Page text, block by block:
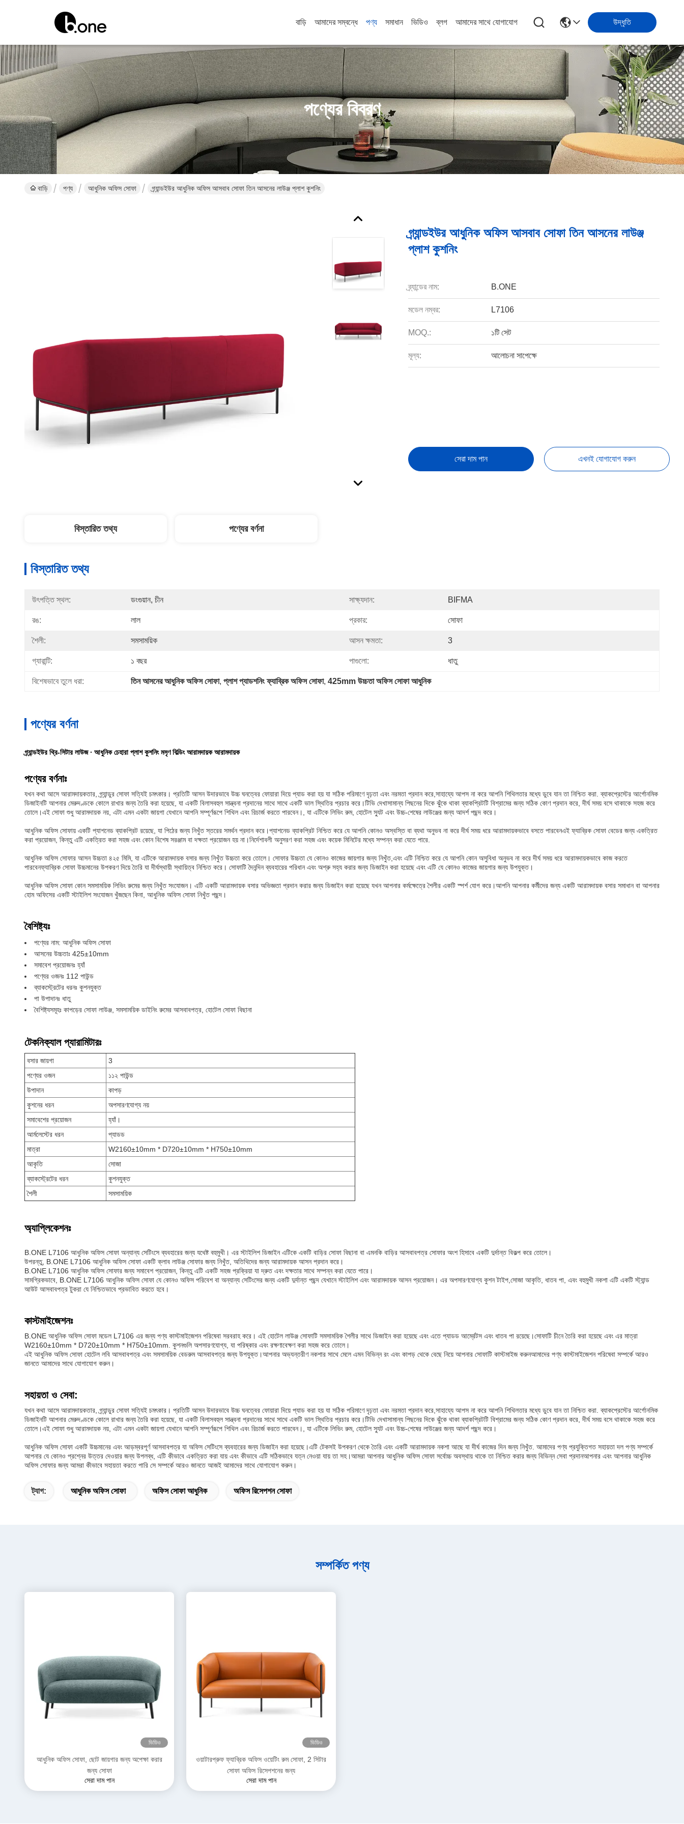
বাড়ি আমাদের সম্বন্ধে পণ্য সমাধান ভিডিও ব্লগ আমাদের সাথে যোগাযোগ উদ্ধৃতি
পণ্যের বিবরণ
বাড়ি পণ্য আধুনিক অফিস সোফা গ্র্যান্ডইউর আধুনিক অফিস আসবাব সোফা তিন আসনের লাউঞ্জ প্লাশ কুশনিং
গ্র্যান্ডইউর আধুনিক অফিস আসবাব সোফা তিন আসনের লাউঞ্জ
প্লাশ কুশনিং
ব্র্যান্ডের নাম: B.ONE
মডেল নম্বর: L7106
MOQ.: ১টি সেট
মূল্য: আলোচনা সাপেক্ষে
সেরা দাম পান এখনই যোগাযোগ করুন
বিস্তারিত তথ্য পণ্যের বর্ণনা
বিস্তারিত তথ্য
উৎপত্তি স্থল: ডংগুয়ান, চীন সাক্ষ্যদান: BIFMA
রঙ: লাল প্রকার: সোফা
শৈলী: সমসাময়িক আসন ক্ষমতা: 3
গ্যারান্টি: ১ বছর পাগুলো: ধাতু
বিশেষভাবে তুলে ধরা: তিন আসনের আধুনিক অফিস সোফা, প্লাশ প্যাডশনিং ফ্যাব্রিক অফিস সোফা, 425mm উচ্চতা অফিস সোফা আধুনিক
পণ্যের বর্ণনা
গ্র্যান্ডইউর থ্রি-সিটার লাউজ ∙ আধুনিক চেহারা প্লাশ কুশনিং মসৃণ বিল্ডিং আরামদায়ক আরামদায়ক
পণ্যের বর্ণনাঃ
যখন কথা আসে আরামদায়কতার, গ্র্যান্ডুর সোফা সত্যিই চমৎকার। প্রতিটি আসন উদারভাবে উচ্চ ঘনত্বের ফোয়ারা দিয়ে প্যাড করা হয় যা সঠিক পরিমাণে দৃঢ়তা এবং নরমতা প্রদান করে,সাহায্যে আপস না করে আপনি শিথিলতার মধ্যে ডুবে যান তা নিশ্চিত করা. ব্যাকপ্রেস্টের আর্গোনমিক
ডিজাইনটি আপনার মেরুদণ্ডকে কোলে রাখার জন্য তৈরি করা হয়েছে, যা একটি বিলাসবহুল সান্ত্বনা প্রদানের সাথে সাথে একটি ভাল স্থিতির প্রচার করে।টিভি দেখাসামান্য পিছনের দিকে ঝুঁকে থাকা ব্যাকপ্রিটটি বিশ্রামের জন্য সঠিক কোণ প্রদান করে, দীর্ঘ সময় বসে থাকাকে সহজ করে
তোলে।এই সোফা শুধু আরামদায়ক নয়, এটা এমন একটা জায়গা যেখানে আপনি সম্পূর্ণরূপে শিথিল এবং রিচার্জ করতে পারবেন।, যা এটিকে লিভিং রুম, হোটেল স্যুট এবং উচ্চ-শেষের লাউঞ্জের জন্য আদর্শ পছন্দ করে।
আধুনিক অফিস সোফায় একটি প্যাশনেড ব্যাকপ্রিট রয়েছে, যা পিঠের জন্য নিখুঁত স্তরের সমর্থন প্রদান করে।প্যাশনেড ব্যাকপ্রিট নিশ্চিত করে যে আপনি কোনও অস্বস্তি বা ব্যথা অনুভব না করে দীর্ঘ সময় ধরে আরামদায়কভাবে বসতে পারবেনএই ফ্যাব্রিক সোফা বেডের জন্য একত্রিত
করা প্রয়োজন, কিন্তু এটি একত্রিত করা সহজ এবং কোন বিশেষ সরঞ্জাম বা দক্ষতা প্রয়োজন হয় না।নির্দেশাবলী অনুসরণ করা সহজ এবং কয়েক মিনিটের মধ্যে সম্পন্ন করা যেতে পারে.
আধুনিক অফিস সোফার আসন উচ্চতা ৪২৫ মিমি, যা এটিকে আরামদায়ক বসার জন্য নিখুঁত উচ্চতা করে তোলে। সোফার উচ্চতা যে কোনও কাজের জায়গার জন্য নিখুঁত,এবং এটি নিশ্চিত করে যে আপনি কোন অসুবিধা অনুভব না করে দীর্ঘ সময় ধরে আরামদায়কভাবে কাজ করতে
পারবেনফ্যাব্রিক সোফা উচ্চমানের উপকরণ দিয়ে তৈরি যা দীর্ঘস্থায়ী স্থায়িত্ব নিশ্চিত করে। সোফাটি দৈনন্দিন ব্যবহারের পরিধান এবং অশ্রু সহ্য করার জন্য ডিজাইন করা হয়েছে এবং এটি যে কোনও কাজের জায়গার জন্য উপযুক্ত।
আধুনিক অফিস সোফা কোন সমসাময়িক লিভিং রুমের জন্য নিখুঁত সংযোজন। এটি একটি আরামদায়ক বসার অভিজ্ঞতা প্রদান করার জন্য ডিজাইন করা হয়েছে যখন আপনার কর্মক্ষেত্রে শৈলীর একটি স্পর্শ যোগ করে।আপনি আপনার কর্মীদের জন্য একটি আরামদায়ক বসার সমাধান বা আপনার
হোম অফিসের একটি স্টাইলিশ সংযোজন খুঁজছেন কিনা, আধুনিক অফিস সোফা নিখুঁত পছন্দ।
বৈশিষ্ট্যঃ
পণ্যের নাম: আধুনিক অফিস সোফা
আসনের উচ্চতাঃ 425±10mm
সমাবেশ প্রয়োজনঃ হ্যাঁ
পণ্যের ওজনঃ 112 পাউন্ড
ব্যাকস্ট্রেটের ধরনঃ কুশনযুক্ত
পা উপাদানঃ ধাতু
বৈশিষ্ট্যসমূহঃ কাপড়ের সোফা লাউঞ্জ, সমসাময়িক ডাইনিং রুমের আসবাবপত্র, হোটেল সোফা বিছানা
টেকনিক্যাল প্যারামিটারঃ
বসার জায়গা
3
পণ্যের ওজন
১১২ পাউন্ড
উপাদান
কাপড়
কুশনের ধরন
অপসারণযোগ্য নয়
সমাবেশের প্রয়োজন
হ্যাঁ।
আর্মলেস্টের ধরন
প্যাডড
মাত্রা
W2160±10mm * D720±10mm * H750±10mm
আকৃতি
সোজা
ব্যাকস্ট্রেটের ধরন
কুশনযুক্ত
শৈলী
সমসাময়িক
অ্যাপ্লিকেশনঃ
B.ONE L7106 আধুনিক অফিস সোফা অন্যান্য সেটিংসে ব্যবহারের জন্য যথেষ্ট বহুমুখী। এর স্টাইলিশ ডিজাইন এটিকে একটি বাড়ির সোফা বিছানা বা এমনকি বাড়ির আসবাবপত্র সোফার অংশ হিসাবে একটি দুর্দান্ত বিকল্প করে তোলে।
উপরন্তু, B.ONE L7106 আধুনিক অফিস সোফা একটি ক্লাব লাউঞ্জ সোফার জন্য নিখুঁত, অতিথিদের জন্য আরামদায়ক আসন প্রদান করে।
B.ONE L7106 আধুনিক অফিস সোফার জন্য সমাবেশ প্রয়োজন, কিন্তু এটি একটি সহজ প্রক্রিয়া যা দ্রুত এবং দক্ষতার সাথে সম্পন্ন করা যেতে পারে।
সামগ্রিকভাবে, B.ONE L7106 আধুনিক অফিস সোফা যে কোনও অফিস পরিবেশ বা অন্যান্য সেটিংসের জন্য একটি দুর্দান্ত পছন্দ যেখানে স্টাইলিশ এবং আরামদায়ক আসন প্রয়োজন। এর অপসারণযোগ্য কুশন টাইপ,সোজা আকৃতি, ধাতব পা, এবং বহুমুখী নকশা এটি একটি স্ট্যান্ড
আউট আসবাবপত্র টুকরা যে নিশ্চিতভাবে প্রভাবিত করতে হবে।
কাস্টমাইজেশনঃ
B.ONE আধুনিক অফিস সোফা মডেল L7106 এর জন্য পণ্য কাস্টমাইজেশন পরিষেবা সরবরাহ করে। এই হোটেল লাউঞ্জ সোফাটি সমসাময়িক শৈলীর সাথে ডিজাইন করা হয়েছে এবং এতে প্যাডড আর্ম্রেটস এবং ধাতব পা রয়েছে।সোফাটি চীনে তৈরি করা হয়েছে এবং এর মাত্রা
W2160±10mm * D720±10mm * H750±10mm. কুশনগুলি অপসারণযোগ্য, যা পরিষ্কার এবং রক্ষণাবেক্ষণ করা সহজ করে তোলে।
এই আধুনিক অফিস সোফা হোটেল লবি আসবাবপত্র এবং সমসাময়িক বেডরুম আসবাবপত্র জন্য উপযুক্ত।আপনার অভ্যন্তরীণ নকশার সাথে মেলে এমন বিভিন্ন রং এবং কাপড় থেকে বেছে নিয়ে আপনার সোফাটি কাস্টমাইজ করুনআমাদের পণ্য কাস্টমাইজেশন পরিষেবা সম্পর্কে আরও
জানতে আমাদের সাথে যোগাযোগ করুন।
সহায়তা ও সেবা:
যখন কথা আসে আরামদায়কতার, গ্র্যান্ডুর সোফা সত্যিই চমৎকার। প্রতিটি আসন উদারভাবে উচ্চ ঘনত্বের ফোয়ারা দিয়ে প্যাড করা হয় যা সঠিক পরিমাণে দৃঢ়তা এবং নরমতা প্রদান করে,সাহায্যে আপস না করে আপনি শিথিলতার মধ্যে ডুবে যান তা নিশ্চিত করা. ব্যাকপ্রেস্টের আর্গোনমিক
ডিজাইনটি আপনার মেরুদণ্ডকে কোলে রাখার জন্য তৈরি করা হয়েছে, যা একটি বিলাসবহুল সান্ত্বনা প্রদানের সাথে সাথে একটি ভাল স্থিতির প্রচার করে।টিভি দেখাসামান্য পিছনের দিকে ঝুঁকে থাকা ব্যাকপ্রিটটি বিশ্রামের জন্য সঠিক কোণ প্রদান করে, দীর্ঘ সময় বসে থাকাকে সহজ করে
তোলে।এই সোফা শুধু আরামদায়ক নয়, এটা এমন একটা জায়গা যেখানে আপনি সম্পূর্ণরূপে শিথিল এবং রিচার্জ করতে পারবেন।, যা এটিকে লিভিং রুম, হোটেল স্যুট এবং উচ্চ-শেষের লাউঞ্জের জন্য আদর্শ পছন্দ করে।
আধুনিক অফিস সোফা একটি উচ্চমানের এবং আড়ম্বরপূর্ণ আসবাবপত্র যা অফিস সেটিংসে ব্যবহারের জন্য ডিজাইন করা হয়েছে।এটি টেকসই উপকরণ থেকে তৈরি এবং একটি আরামদায়ক নকশা আছে যা দীর্ঘ কাজের দিন জন্য নিখুঁত. আমাদের পণ্য প্রযুক্তিগত সহায়তা দল পণ্য সম্পর্কে
আপনার যে কোনও প্রশ্নের উত্তর দেওয়ার জন্য উপলব্ধ, এটি কীভাবে একত্রিত করা যায় এবং কীভাবে এটি সঠিকভাবে যত্ন নেওয়া যায় তা সহ।আমরা আপনার আধুনিক অফিস সোফা সর্বোচ্চ অবস্থায় থাকে তা নিশ্চিত করার জন্য বিভিন্ন সেবা প্রদানআপনার এবং আপনার আধুনিক
অফিস সোফার জন্য আমরা কীভাবে সহায়তা করতে পারি সে সম্পর্কে আরও জানতে আজই আমাদের সাথে যোগাযোগ করুন।
ট্যাগ: আধুনিক অফিস সোফা অফিস সোফা আধুনিক অফিস রিসেপশন সোফা
সম্পর্কিত পণ্য
ভিডিও
আধুনিক অফিস সোফা, ছোট জায়গার জন্য অপেক্ষা করার
জন্য সোফা
সেরা দাম পান
ভিডিও
ওয়াটারপ্রুফ ফ্যাব্রিক অফিস ওয়েটিং রুম সোফা, 2 সিটার
সোফা অফিস রিসেপশনের জন্য
সেরা দাম পান